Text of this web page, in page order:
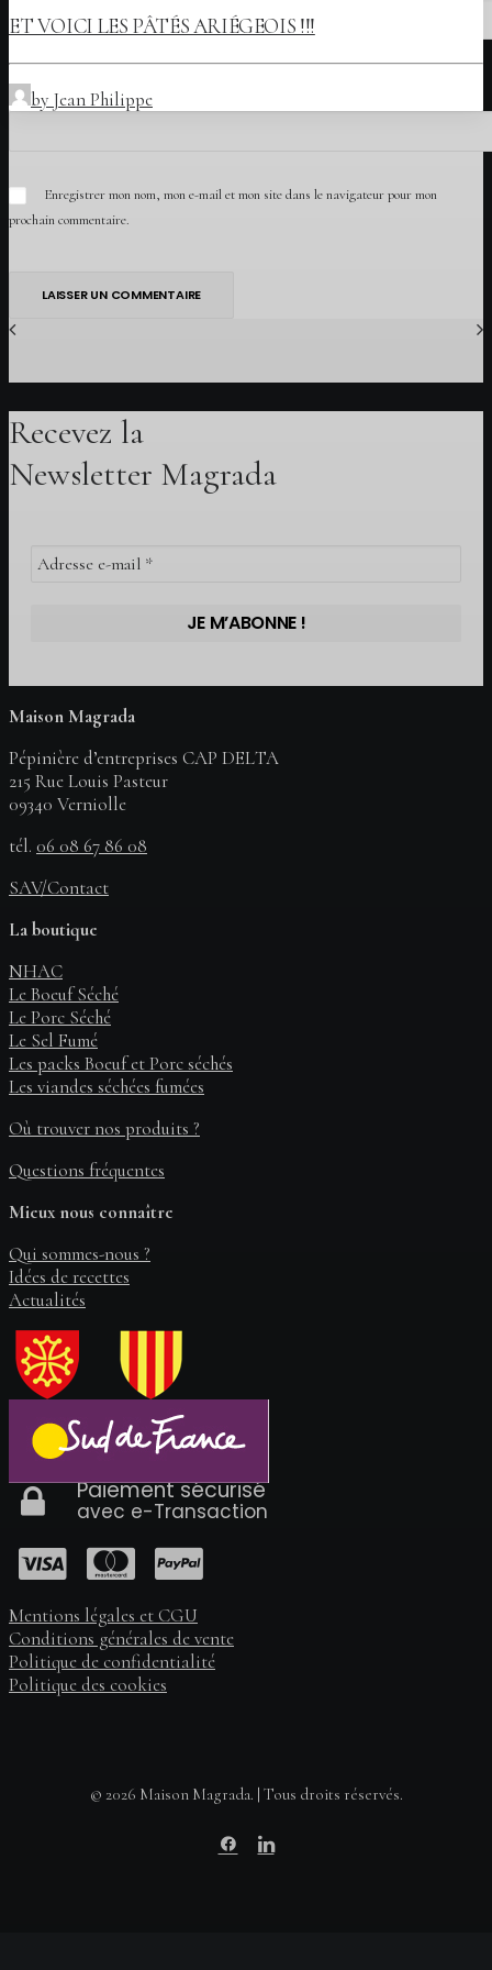
ET VOICI LES PÂTÉS ARIÉGEOIS !!!
by Jean Philippe
Site web
Enregistrer mon nom, mon e-mail et mon site dans le navigateur pour mon
prochain commentaire.
Recevez la
Newsletter Magrada
Maison Magrada
Pépinière d’entreprises CAP DELTA
215 Rue Louis Pasteur
09340 Verniolle
tél. 06 08 67 86 08
SAV/Contact
La boutique
NHAC
Le Boeuf Séché
Le Porc Séché
Le Sel Fumé
Les packs Boeuf et Porc séchés
Les viandes séchées fumées
Où trouver nos produits ?
Questions fréquentes
Mieux nous connaître
Qui sommes-nous ?
Idées de recettes
Actualités
Paiement sécurisé
avec e-Transaction
Mentions légales et CGU
Conditions générales de vente
Politique de confidentialité
Politique des cookies
© 2026 Maison Magrada. | Tous droits réservés.